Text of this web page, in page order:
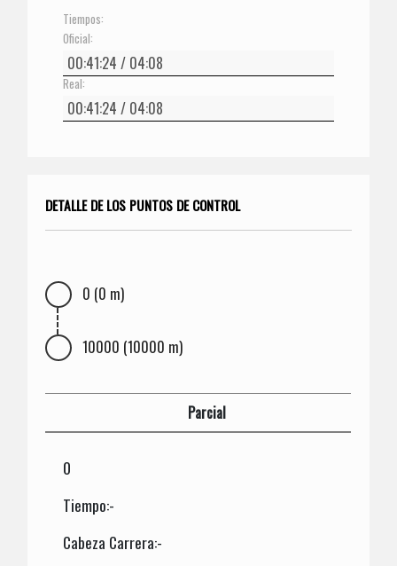
Tiempos:
Oficial:
Real:
DETALLE DE LOS PUNTOS DE CONTROL
0 (0 m)
10000 (10000 m)
Parcial
0
Tiempo:-
Cabeza Carrera:-